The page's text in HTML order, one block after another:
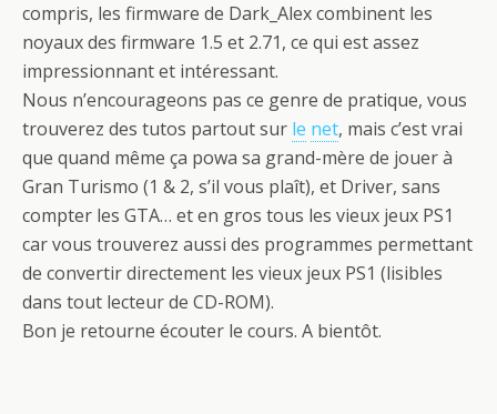
compris, les firmware de Dark_Alex combinent les
noyaux des firmware 1.5 et 2.71, ce qui est assez
impressionnant et intéressant.
Nous n’encourageons pas ce genre de pratique, vous
trouverez des tutos partout sur le net, mais c’est vrai
que quand même ça powa sa grand-mère de jouer à
Gran Turismo (1 & 2, s’il vous plaît), et Driver, sans
compter les GTA… et en gros tous les vieux jeux PS1
car vous trouverez aussi des programmes permettant
de convertir directement les vieux jeux PS1 (lisibles
dans tout lecteur de CD-ROM).
Bon je retourne écouter le cours. A bientôt.